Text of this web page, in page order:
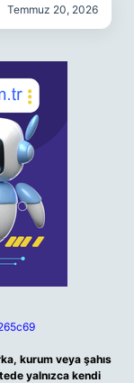
Temmuz 20, 2026
kurum veya şahıs
yalnızca kendi